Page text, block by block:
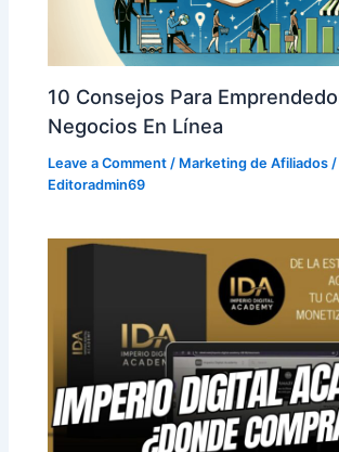
10 Consejos Para
Negocios En Línea
Leave a Comment / Marketing de Afiliados /
Editoradmin69